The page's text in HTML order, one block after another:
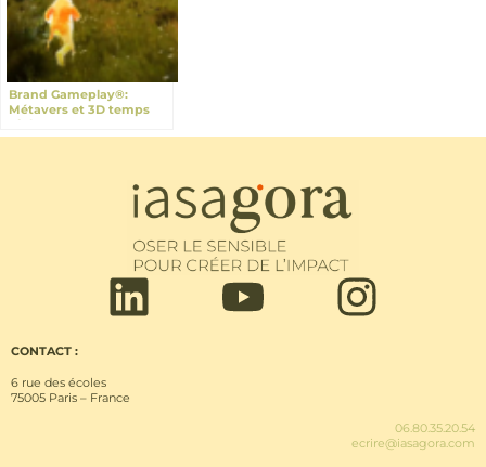
Brand Gameplay®:
Métavers et 3D temps
réel
CONTACT :
6 rue des écoles
75005 Paris – France
06.80.35.20.54
ecrire@iasagora.com